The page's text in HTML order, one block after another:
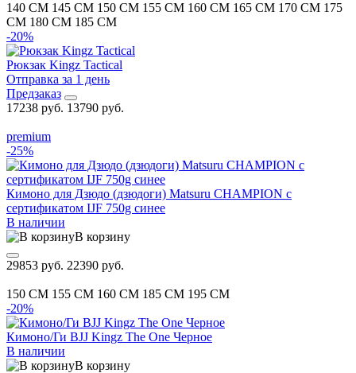
140 CM 145 CM 150 CM 155 CM 160 CM 165 CM 170 CM 175
CM 180 CM 185 CM
-20%
Рюкзак Kingz Tactical
Отправка за 1 день
Предзаказ
17238 руб. 13790 руб.
premium
-25%
Кимоно для Дзюдо (дзюдоги) Matsuru CHAMPION с
сертификатом IJF 750g синее
В наличии
В корзину
29853 руб. 22390 руб.
150 CM 155 CM 160 CM 185 CM 195 CM
-20%
Кимоно/Ги BJJ Kingz The One Черное
В наличии
В корзину